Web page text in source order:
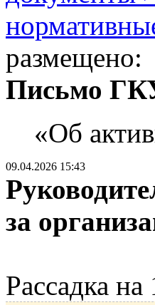
размещено:
Письмо
«Об
09.04.2026 15:43
за
Рассадка